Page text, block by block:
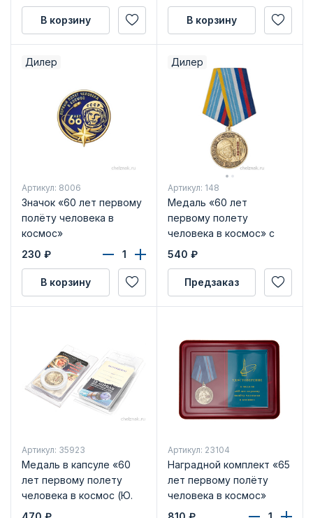
В корзину В корзину
Дилер
Артикул: 8006
Значок «60 лет первому
полёту человека в
космос»
230 ₽
В корзину
Дилер
Артикул: 148
Медаль «60 лет
первому полету
человека в космос» с
бланком удостоверения
540 ₽
Предзаказ
Артикул: 35923
Медаль в капсуле «60
лет первому полету
человека в космос (Ю.
Гагарин)»
Артикул: 23104
Наградной комплект «65
лет первому полёту
человека в космос»